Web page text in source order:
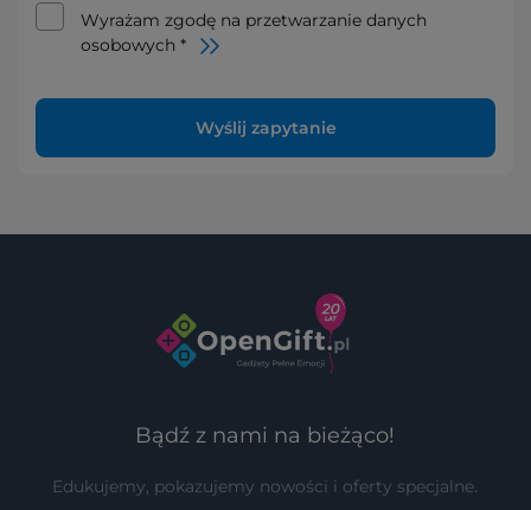
Wyrażam zgodę na przetwarzanie danych
osobowych *
Wyślij zapytanie
Bądź z nami na bieżąco!
Edukujemy, pokazujemy nowości i oferty specjalne.